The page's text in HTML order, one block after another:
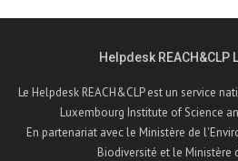
Helpdesk REACH&CLP
Le Helpdesk REACH&CLP est un service
Luxembourg Institute of Science
En partenariat avec le Ministère de
Biodiversité et le Ministère